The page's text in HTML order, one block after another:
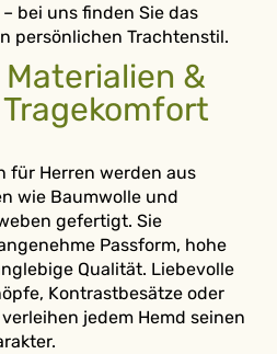
bei uns finden Sie das
persönlichen Trachtenstil.
&
für Herren werden aus
wie Baumwolle und
gefertigt. Sie
Passform, hohe
Qualität. Liebevolle
Kontrastbesätze oder
jedem Hemd seinen